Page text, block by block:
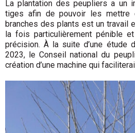
La plantation des peupliers a un
tiges afin de pouvoir les mettre
branches des plants est un travail
la fois particulièrement pénible
précision. À la suite d’une étude
2023, le Conseil national du
création d’une machine qui